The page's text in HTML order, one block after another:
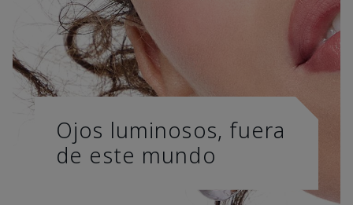
Ojos luminosos, fuera
de este mundo